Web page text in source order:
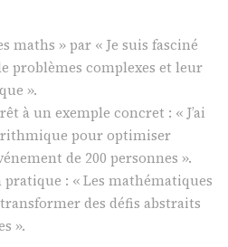
maths » par « Je suis fasciné
problèmes complexes et leur
».
à un exemple concret : « J’ai
pour optimiser
de 200 personnes ».
: « Les mathématiques
des défis abstraits
».